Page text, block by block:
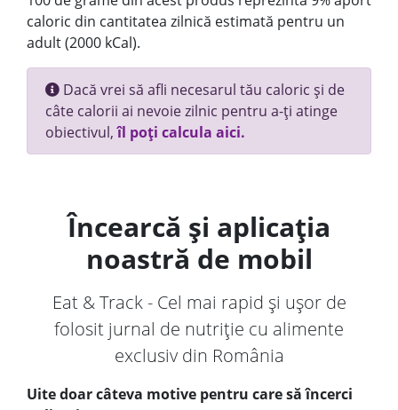
caloric din cantitatea zilnică estimată pentru un
adult (2000 kCal).
Dacă vrei să afli necesarul tău caloric și de
câte calorii ai nevoie zilnic pentru a-ți atinge
obiectivul,îl poți calcula aici.
Încearcă și aplicația
noastră de mobil
Eat & Track - Cel mai rapid și ușor de
folosit jurnal de nutriție cu alimente
exclusiv din România
Uite doar câteva motive pentru care să încerci